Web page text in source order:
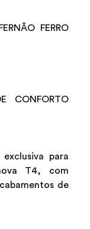
FERRO
CONFORTO
para
T4, com
de